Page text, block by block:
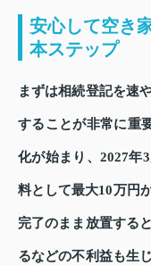
安心して空き
本ステップ
まずは相続登記を速
することが非常に重
化が始まり、2027年
料として最大10万円
完了のまま放置する
るなどの不利益も生